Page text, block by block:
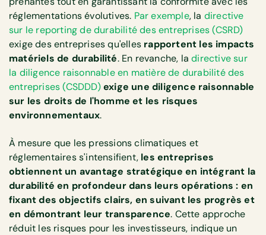
réglementations évolutives. Par exemple, la directive
sur le reporting de durabilité des entreprises (CSRD)
exige des entreprises qu'elles rapportent les impacts
matériels de durabilité. En revanche, ladirective sur
la diligence raisonnable en matière de durabilité des
entreprises (CSDDD) exige une diligence raisonnable
sur les droits de l'homme et les risques
environnementaux.
À mesure que les pressions climatiques et
réglementaires s'intensifient, les entreprises
obtiennent un avantage stratégique en intégrant la
durabilité en profondeur dans leurs opérations : en
fixant des objectifs clairs, en suivant les progrès et
en démontrant leur transparence. Cette approche
réduit les risques pour les investisseurs, indique un